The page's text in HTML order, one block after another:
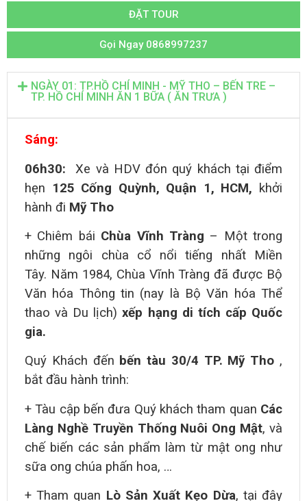
ĐẶT TOUR
Gọi Ngay 0868997237
NGÀY 01: TP.HỒ CHÍ MINH - MỸ THO – BẾN TRE –
TP. HỒ CHÍ MINH ĂN 1 BỮA ( ĂN TRƯA )
Sáng:
06h30:
Xe và HDV đón quý khách tại điểm
hẹn 125 Cống Quỳnh, Quận 1, HCM, khởi
hành đi Mỹ Tho
+ Chiêm bái Chùa Vĩnh Tràng – Một trong
những ngôi chùa cổ nổi tiếng nhất Miền
Tây. Năm 1984, Chùa Vĩnh Tràng đã được Bộ
Văn hóa Thông tin (nay là Bộ Văn hóa Thể
thao và Du lịch) xếp hạng di tích cấp Quốc
gia.
Quý Khách đến bến tàu 30/4 TP. Mỹ Tho ,
bắt đầu hành trình:
+ Tàu cập bến đưa Quý khách tham quan Các
Làng Nghề Truyền Thống Nuôi Ong Mật, và
chế biến các sản phẩm làm từ mật ong như
sữa ong chúa phấn hoa, …
+ Tham quan Lò Sản Xuất Kẹo Dừa, tại đây